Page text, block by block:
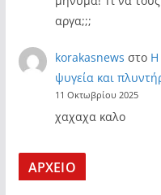
αργα;;;
korakasnews στο Η
ψυγεία και
11 Οκτωβρίου 2025
χαχαχα καλο
ΑΡΧΕΙΟ